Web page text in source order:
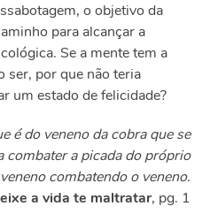
o objetivo da
para alcançar a
Se a mente tem a
ser, por que não teria
um estado de felicidade?
é do veneno da cobra que se
combater a picada do próprio
combatendo o veneno.
a vida te maltratar, pg. 1